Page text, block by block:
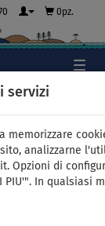
servizi
memorizzare
analizzarne
Opzioni di
In qualsiasi
0pz.
WS
- SUP